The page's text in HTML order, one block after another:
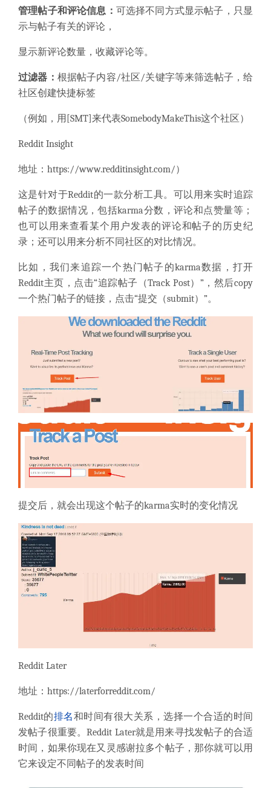
管理帖子和评论信息： 可选择不同方式显示帖子，只显
示与帖子有关的评论，
显示新评论数量，收藏评论等。
过滤器： 根据帖子内容/社区/关键字等来筛选帖子，给
社区创建快捷标签
（例如，用[SMT]来代表SomebodyMakeThis这个社区）
Reddit Insight
地址： https://www.redditinsight.com/）
这是针对于Reddit的一款分析工具。可以用来实时追踪
帖子的数据情况，包括karma分数，评论和点赞量等；
也可以用来查看某个用户发表的评论和帖子的历史纪
录；还可以用来分析不同社区的对比情况。
比如，我们来追踪一个热门帖子的karma数据，打开
Reddit主页，点击“追踪帖子（Track Post）”，然后copy
一个热门帖子的链接，点击“提交（submit）”。
提交后，就会出现这个帖子的karma实时的变化情况
Reddit Later
地址： https://laterforreddit.com/
Reddit的排名和时间有很大关系，选择一个合适的时间
发帖子很重要。Reddit Later就是用来寻找发帖子的合适
时间，如果你现在又灵感谢拉多个帖子，那你就可以用
它来设定不同帖子的发表时间